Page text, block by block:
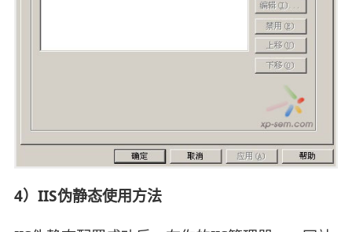
4）IIS伪静态使用方法